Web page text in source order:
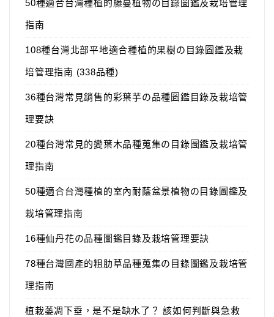
50種適合台灣種植的藤蔓植物の目錄圖鑑及栽培管理
指南
108種台灣北部平地適合種植的果樹の目錄圖鑑及栽
培管理指南 (338品種)
36種台灣常見銷售的彩葉芋の品種圖鑑目錄及栽培管
理要訣
20種台灣常見的變葉木品種蒐集の目錄圖鑑及栽培管
理指南
50種適合台灣種植的室內耐蔭盆景植物の目錄圖鑑及
栽培管理指南
16種仙丹花の品種圖鑑目錄及栽培管理要訣
78種台灣國產的粗肋草品種蒐集の目錄圖鑑及栽培管
理指南
植栽萎凋下垂，是不是缺水了？ 該如何判斷與急救